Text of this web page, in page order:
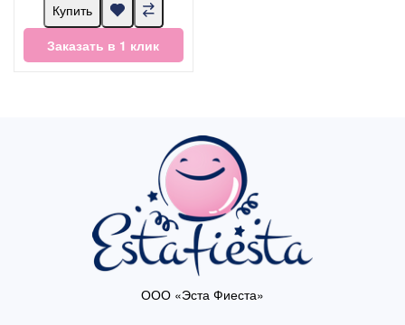
Купить
Заказать в 1 клик
ООО «Эста Фиеста»